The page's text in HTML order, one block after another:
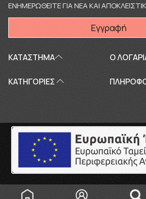
ΚΑΤΑΣΤΗΜΑ Ο
ΚΑΤΗΓΟΡΙΕΣ
ΕΝΗΜΕΡΩΘΕΙΤΕ ΓΙΑ ΝΕΑ ΚΑΙ
Εγγραφή
Copyright © 2026